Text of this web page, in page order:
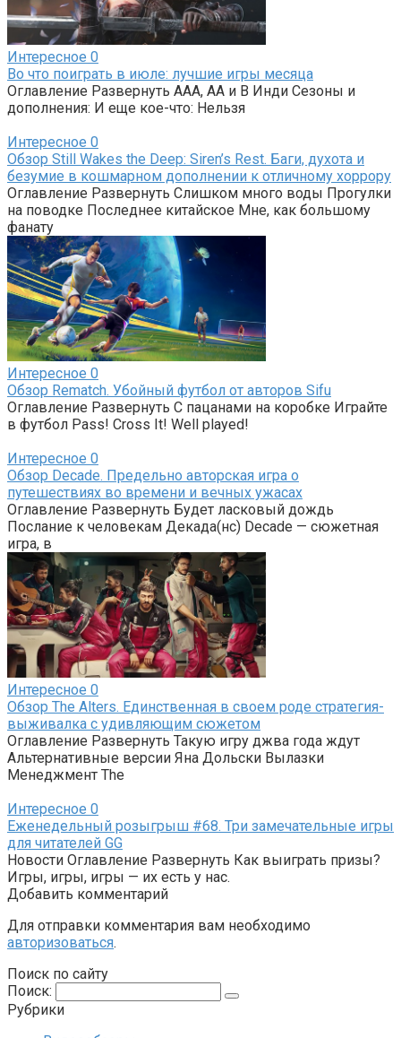
Интересное 0
Во что поиграть в июле: лучшие игры месяца
Оглавление Развернуть AAA, AA и B Инди Сезоны и
дополнения: И еще кое-что: Нельзя
Интересное 0
Обзор Still Wakes the Deep: Siren’s Rest. Баги, духота и
безумие в кошмарном дополнении к отличному хоррору
Оглавление Развернуть Слишком много воды Прогулки
на поводке Последнее китайское Мне, как большому
фанату
Интересное 0
Обзор Rematch. Убойный футбол от авторов Sifu
Оглавление Развернуть С пацанами на коробке Играйте
в футбол Pass! Cross It! Well played!
Интересное 0
Обзор Decade. Предельно авторская игра о
путешествиях во времени и вечных ужасах
Оглавление Развернуть Будет ласковый дождь
Послание к человекам Декада(нс) Decade — сюжетная
игра, в
Интересное 0
Обзор The Alters. Единственная в своем роде стратегия-
выживалка с удивляющим сюжетом
Оглавление Развернуть Такую игру джва года ждут
Альтернативные версии Яна Дольски Вылазки
Менеджмент The
Интересное 0
Еженедельный розыгрыш #68. Три замечательные игры
для читателей GG
Новости Оглавление Развернуть Как выиграть призы?
Игры, игры, игры — их есть у нас.
Добавить комментарий
Для отправки комментария вам необходимо
авторизоваться.
Поиск по сайту
Поиск:
Рубрики